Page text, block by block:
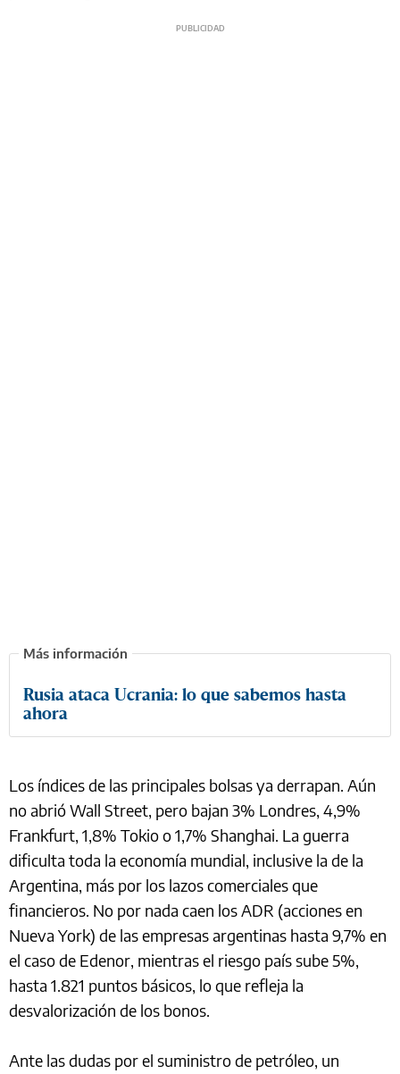
Rusia ataca Ucrania: lo que sabemos hasta
ahora
Los índices de las principales bolsas ya derrapan. Aún
no abrió Wall Street, pero bajan 3% Londres, 4,9%
Frankfurt, 1,8% Tokio o 1,7% Shanghai. La guerra
dificulta toda la economía mundial, inclusive la de la
Argentina, más por los lazos comerciales que
financieros. No por nada caen los ADR (acciones en
Nueva York) de las empresas argentinas hasta 9,7% en
el caso de Edenor, mientras el riesgo país sube 5%,
hasta 1.821 puntos básicos, lo que refleja la
desvalorización de los bonos.
Ante las dudas por el suministro de petróleo, un